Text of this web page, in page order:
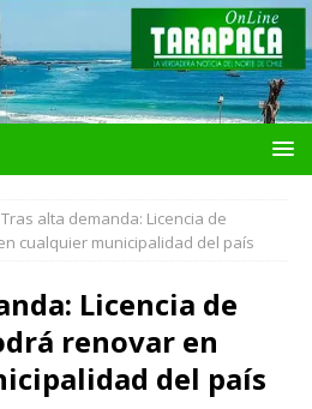
Tras alta demanda: Licencia de
cualquier municipalidad del país
Licencia de
renovar en
del país